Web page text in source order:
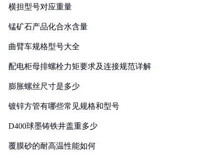
横担型号对应重量
锰矿石产品化合水含量
曲臂车规格型号大全
配电柜母排螺栓力矩要求及连接规范详解
膨胀螺丝尺寸是多少
镀锌方管有哪些常见规格和型号
D400球墨铸铁井盖重多少
覆膜砂的耐高温性能如何